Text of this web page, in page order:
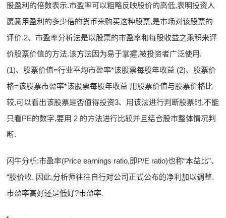
股盈利的倍数表示.市盈率可以粗略反映股价的高低,表明投资人
愿意用盈利的多少倍的货币来购买这种股票,是市场对该股票的
评价.2、市盈率分析法是以股票的市盈率和每股收益之乘积来评
价股票价值的方法.该方法因为易于掌握,被投资者广泛使用.
(1)、股票价值=行业平均市盈率*该股票每股年收益 (2)、股票价
格=该股票市盈率*该股票每股年收益 用股票价值与股票价格比
较,可以看出该股票是否值得投资3、用该法进行判断股票时,不能
只看PE的数字,要用 2 的方法进行比较并且结合股市整体情况判
断.
闪牛分析:市盈率(Price earnings ratio,即P/E ratio)也称“本益比”、
“股价收. 因此,分析师往往自行对公司正式公布的净利加以调整.
市盈率高好还是低好?市盈率.